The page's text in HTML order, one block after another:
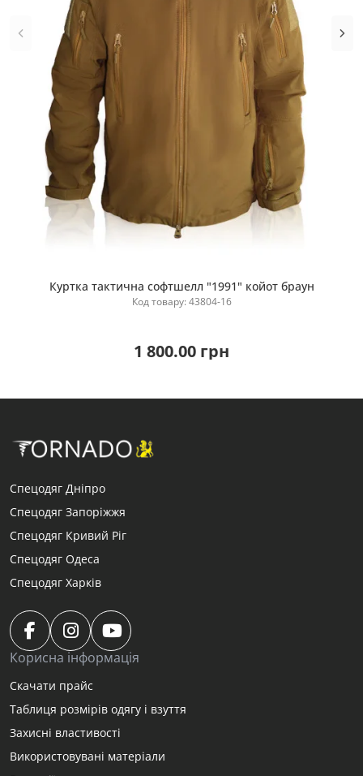
Купити
Куртка тактична софтшелл "1991" койот браун
Код товару: 43804-16
1 800.00 грн
Спецодяг Дніпро
Спецодяг Запоріжжя
Спецодяг Кривий Ріг
Спецодяг Одеса
Спецодяг Харків
Корисна інформація
Скачати прайс
Таблиця розмірів одягу і взуття
Захисні властивості
Використовувані матеріали